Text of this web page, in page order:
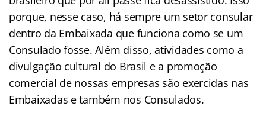
porque, nesse caso, há sempre um setor consular
dentro da Embaixada que funciona como se um
Consulado fosse. Além disso, atividades como a
divulgação cultural do Brasil e a promoção
comercial de nossas empresas são exercidas nas
Embaixadas e também nos Consulados.